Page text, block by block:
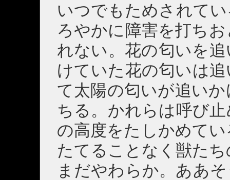
いつでもためされて
ろやかに障害を打ち
れない。花の匂いを
けていた花の匂いは
て太陽の匂いが追い
ちる。かれらは呼び
の高度をたしかめて
たてることなく獣た
まだやわらか。ああ